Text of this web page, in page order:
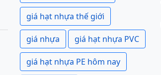
giá hạt nhựa thế giới
giá nhựa giá hạt nhựa PVC
giá hạt nhựa PE hôm nay